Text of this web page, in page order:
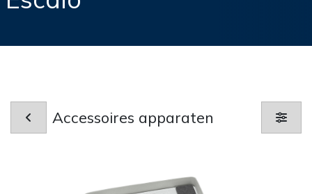
Accessoires apparaten